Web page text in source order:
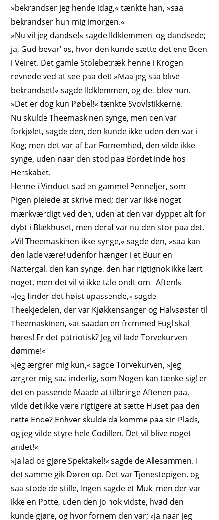
»bekrandser jeg hende idag,« tænkte han, »saa
bekrandser hun mig imorgen.«
»Nu vil jeg dandse!« sagde Ildklemmen, og dandsede;
ja, Gud bevar’ os, hvor den kunde sætte det ene Been
i Veiret. Det gamle Stolebetræk henne i Krogen
revnede ved at see paa det! »Maa jeg saa blive
bekrandset!« sagde Ildklemmen, og det blev hun.
»Det er dog kun Pøbel!« tænkte Svovlstikkerne.
Nu skulde Theemaskinen synge, men den var
forkjølet, sagde den, den kunde ikke uden den var i
Kog; men det var af bar Fornemhed, den vilde ikke
synge, uden naar den stod paa Bordet inde hos
Herskabet.
Henne i Vinduet sad en gammel Pennefjer, som
Pigen pleiede at skrive med; der var ikke noget
mærkværdigt ved den, uden at den var dyppet alt for
dybt i Blækhuset, men deraf var nu den stor paa det.
»Vil Theemaskinen ikke synge,« sagde den, »saa kan
den lade være! udenfor hænger i et Buur en
Nattergal, den kan synge, den har rigtignok ikke lært
noget, men det vil vi ikke tale ondt om i Aften!«
»Jeg finder det høist upassende,« sagde
Theekjedelen, der var Kjøkkensanger og Halvsøster til
Theemaskinen, »at saadan en fremmed Fugl skal
høres! Er det patriotisk? Jeg vil lade Torvekurven
dømme!«
»Jeg ærgrer mig kun,« sagde Torvekurven, »jeg
ærgrer mig saa inderlig, som Nogen kan tænke sig! er
det en passende Maade at tilbringe Aftenen paa,
vilde det ikke være rigtigere at sætte Huset paa den
rette Ende? Enhver skulde da komme paa sin Plads,
og jeg vilde styre hele Codillen. Det vil blive noget
andet!«
»Ja lad os gjøre Spektakel!« sagde de Allesammen. I
det samme gik Døren op. Det var Tjenestepigen, og
saa stode de stille, Ingen sagde et Muk; men der var
ikke en Potte, uden den jo nok vidste, hvad den
kunde gjøre, og hvor fornem den var; »ja naar jeg